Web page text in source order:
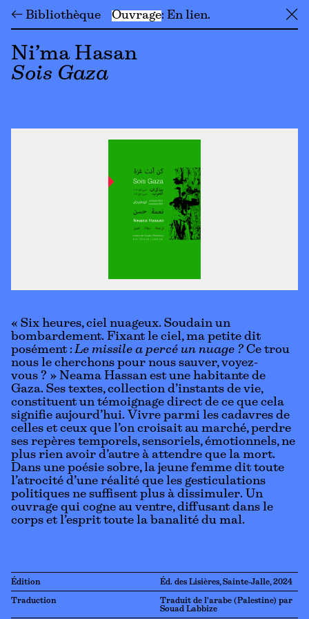
← Bibliothèque Ouvrage En lien ╳
Ni’ma Hasan
Sois Gaza
« Six heures, ciel nuageux. Soudain un
bombardement. Fixant le ciel, ma petite dit
posément :Le missile a percé un nuage ? Ce trou
nous le cherchons pour nous sauver, voyez-
vous ? » Neama Hassan est une habitante de
Gaza. Ses textes, collection d’instants de vie,
constituent un témoignage direct de ce que cela
signifie aujourd’hui. Vivre parmi les cadavres de
celles et ceux que l’on croisait au marché, perdre
ses repères temporels, sensoriels, émotionnels, ne
plus rien avoir d’autre à attendre que la mort.
Dans une poésie sobre, la jeune femme dit toute
l’atrocité d’une réalité que les gesticulations
politiques ne suffisent plus à dissimuler. Un
ouvrage qui cogne au ventre, diffusant dans le
corps et l’esprit toute la banalité du mal.
Édition Éd. des Lisières, Sainte-Jalle, 2024
Traduction
Traduit de l'arabe (Palestine) par
Souad Labbize